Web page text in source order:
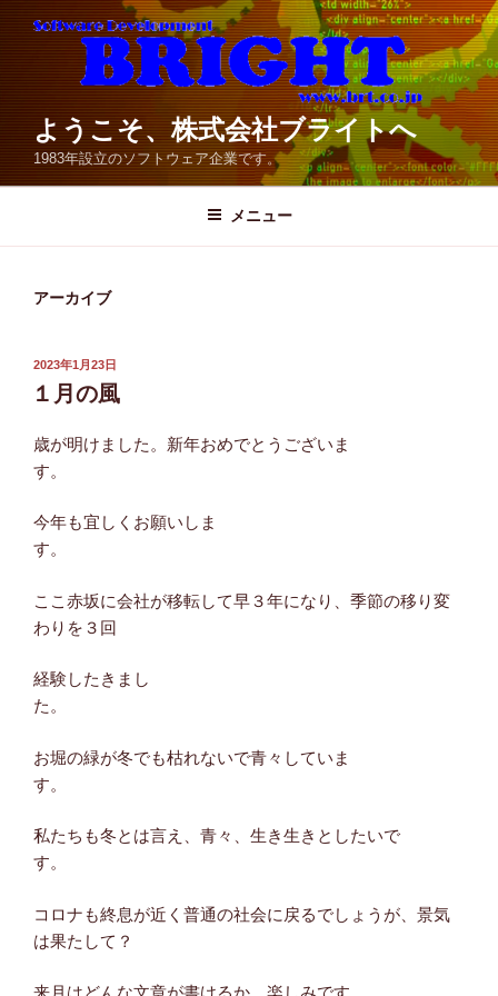
ツ
へ
ス
プ
ようこそ、株式会社ブライトへ
1983年設立のソフトウェア企業です。
メニュー
アーカイブ
投
稿
日:
2023年1月23日
１月の風
歳が明けました。新年おめでとうございま
す。
今年も宜しくお願いしま
す。
ここ赤坂に会社が移転して早３年になり、季節の移り変
わりを３回
経験したきまし
た。
お堀の緑が冬でも枯れないで青々していま
す。
私たちも冬とは言え、青々、生き生きとしたいで
す。
コロナも終息が近く普通の社会に戻るでしょうが、景気
は果たして？